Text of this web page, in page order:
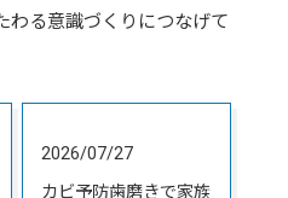
わる意識づくりにつなげて
2026/07/27
カビ予防歯磨きで家族